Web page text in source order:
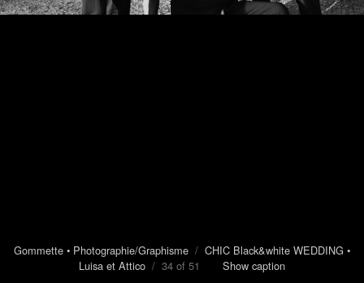
Gommette • Photographie/Graphisme / CHIC Black&white WEDDING •
Luisa et Attico / 34 of 51 Show caption